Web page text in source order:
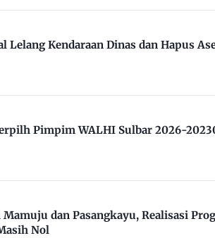
Lelang Kendaraan Dinas dan Hapus
Pimpim WALHI Sulbar 2026-
dan Pasangkayu, Realisasi
Nol